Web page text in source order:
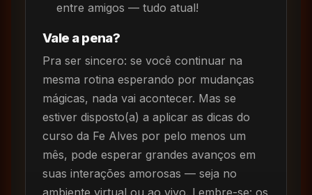
entre amigos — tudo atual!
Vale a pena?
Pra ser sincero: se você continuar na
mesma rotina esperando por mudanças
mágicas, nada vai acontecer. Mas se
estiver disposto(a) a aplicar as dicas do
curso da Fe Alves por pelo menos um
mês, pode esperar grandes avanços em
suas interações amorosas — seja no